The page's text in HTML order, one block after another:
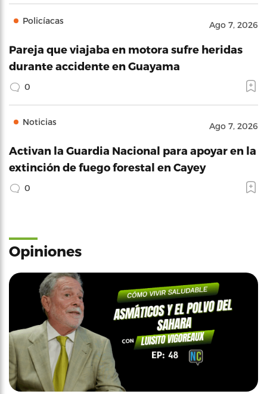
Policíacas Ago 7, 2026
Pareja que viajaba en motora sufre heridas
durante accidente en Guayama
0
Noticias Ago 7, 2026
Activan la Guardia Nacional para apoyar en la
extinción de fuego forestal en Cayey
0
Opiniones